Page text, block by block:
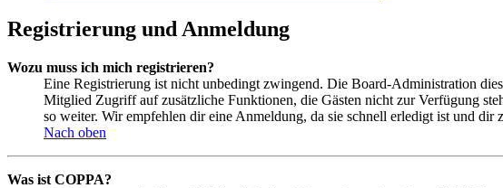
Registrierung und Anmeldung
Wozu muss ich mich registrieren?
Eine Registrierung ist nicht unbedingt zwingend. Die Board-Administration
Mitglied Zugriff auf zusätzliche Funktionen, die Gästen nicht zur Verfügung
so weiter. Wir empfehlen dir eine Anmeldung, da sie schnell erledigt ist und dir
Nach oben
Was ist COPPA?